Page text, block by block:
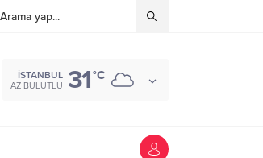
İSTANBUL
AZ BULUTLU 31°C